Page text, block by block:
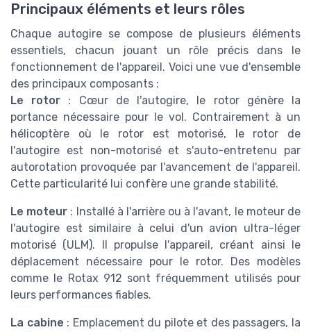
Principaux éléments et leurs rôles
Chaque autogire se compose de plusieurs éléments
essentiels, chacun jouant un rôle précis dans le
fonctionnement de l'appareil. Voici une vue d'ensemble
des principaux composants :
Le rotor : Cœur de l'autogire, le rotor génère la
portance nécessaire pour le vol. Contrairement à un
hélicoptère où le rotor est motorisé, le rotor de
l'autogire est non-motorisé et s'auto-entretenu par
autorotation provoquée par l'avancement de l'appareil.
Cette particularité lui confère une grande stabilité.
Le moteur : Installé à l'arrière ou à l'avant, le moteur de
l'autogire est similaire à celui d'un avion ultra-léger
motorisé (ULM). Il propulse l'appareil, créant ainsi le
déplacement nécessaire pour le rotor. Des modèles
comme le Rotax 912 sont fréquemment utilisés pour
leurs performances fiables.
La cabine : Emplacement du pilote et des passagers, la